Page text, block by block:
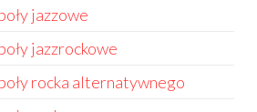
jazzowe
jazzrockowe
rocka alternatywnego